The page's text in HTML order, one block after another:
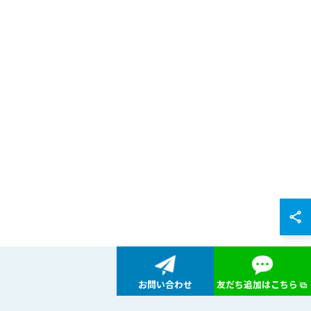
お問い合わせ 友だち追加はこちら